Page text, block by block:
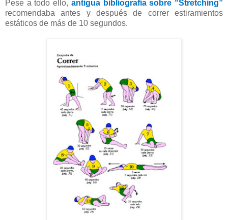
Pese a todo ello, antigua bibliografía sobre “Stretching”
recomendaba antes y después de correr estiramientos
estáticos de más de 10 segundos.